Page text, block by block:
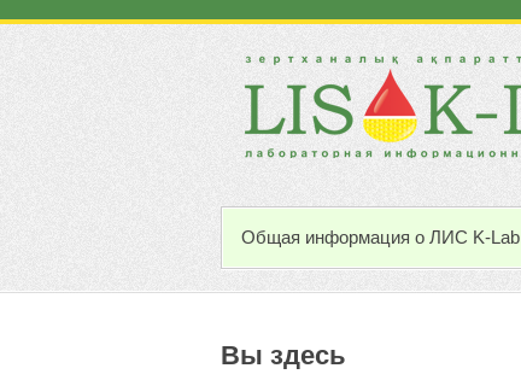
Общая информация о ЛИС K-Lab
Вы здесь